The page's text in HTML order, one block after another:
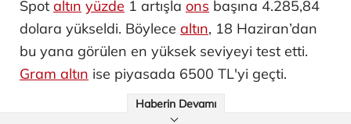
Spot altın yüzde 1 artışla ons başına 4.285,84
dolara yükseldi. Böylece altın, 18 Haziran’dan
bu yana görülen en yüksek seviyeyi test etti.
Gram altın ise piyasada 6500 TL'yi geçti.
Haberin Devamı